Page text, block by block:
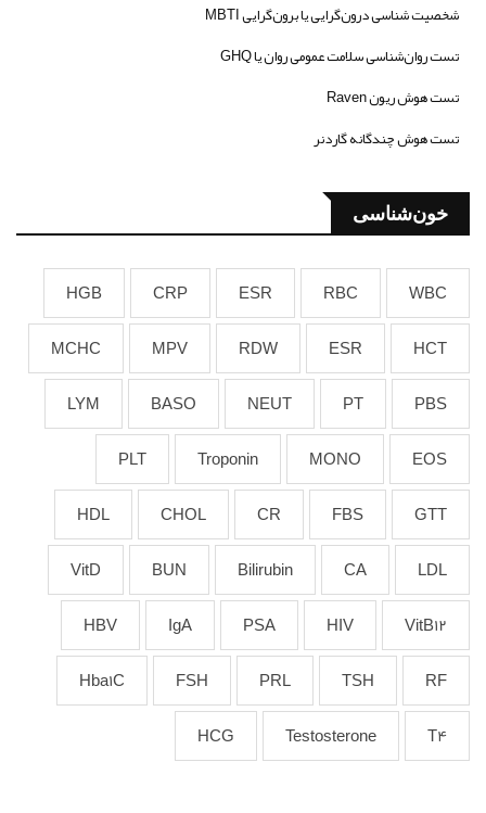
شخصیت شناسی درون‌گرایی یا برون‌گرایی MBTI
تست روان‌شناسی سلامت عمومی روان یا GHQ
تست هوش ریون Raven
تست هوش چندگانه گاردنر
خون‌شناسی
WBC
RBC
ESR
CRP
HGB
HCT
ESR
RDW
MPV
MCHC
PBS
PT
NEUT
BASO
LYM
EOS
MONO
Troponin
PLT
GTT
FBS
CR
CHOL
HDL
LDL
CA
Bilirubin
BUN
VitD
VitB12
HIV
PSA
IgA
HBV
RF
TSH
PRL
FSH
Hba1C
T4
Testosterone
HCG